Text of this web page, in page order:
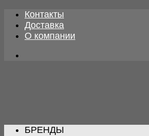
Skip
content
Контакты
Доставка
О компании
БРЕНДЫ